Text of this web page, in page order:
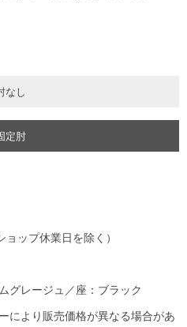
により販売価格が異なる場合があ
ップ休業日を除く）
グレージュ／座：ブラック
なし
定肘